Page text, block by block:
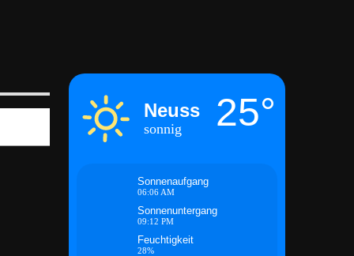
Neuss
sonnig 25°
Sonnenaufgang
06:06 AM
Sonnenuntergang
09:12 PM
Feuchtigkeit
28%